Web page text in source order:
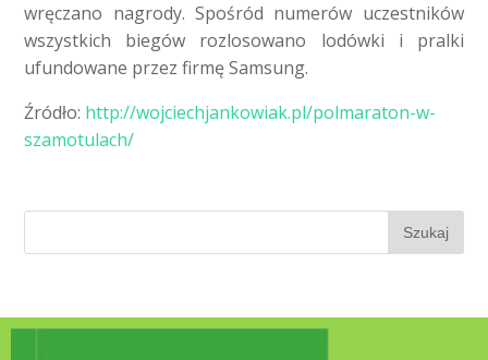
wręczano nagrody. Spośród numerów uczestników
wszystkich biegów rozlosowano lodówki i pralki
ufundowane przez firmę Samsung.
Źródło: http://wojciechjankowiak.pl/polmaraton-w-
szamotulach/